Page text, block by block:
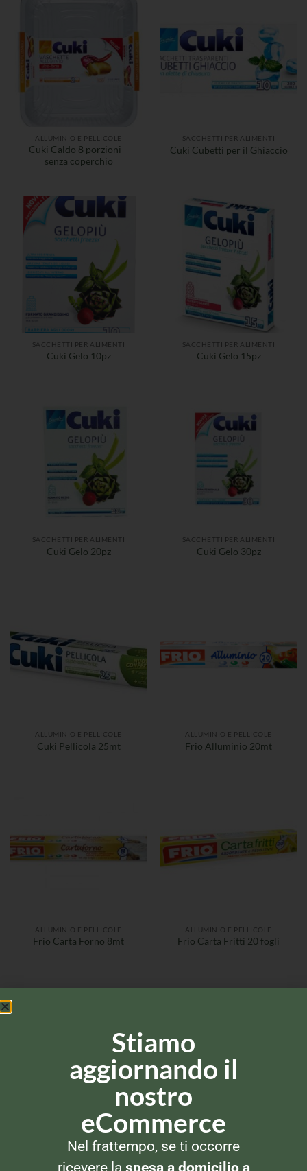
ALLUMINIO E PELLICOLE
Cuki Caldo 8 porzioni –
senza coperchio
SACCHETTI PER ALIMENTI
Cuki Cubetti per il Ghiaccio
SACCHETTI PER ALIMENTI
Cuki Gelo 10pz
SACCHETTI PER ALIMENTI
Cuki Gelo 15pz
SACCHETTI PER ALIMENTI
Cuki Gelo 20pz
SACCHETTI PER ALIMENTI
Cuki Gelo 30pz
ALLUMINIO E PELLICOLE
Cuki Pellicola 25mt
ALLUMINIO E PELLICOLE
Frio Alluminio 20mt
ALLUMINIO E PELLICOLE
Frio Carta Forno 8mt
ALLUMINIO E PELLICOLE
Frio Carta Fritti 20 fogli
ALLUMINIO E PELLICOLE
Frio Pellicola 30mt
FAZZOLETTI DI CARTA
Kleenex Veline
Stiamo
aggiornando il
nostro
eCommerce
Nel frattempo, se ti occorre